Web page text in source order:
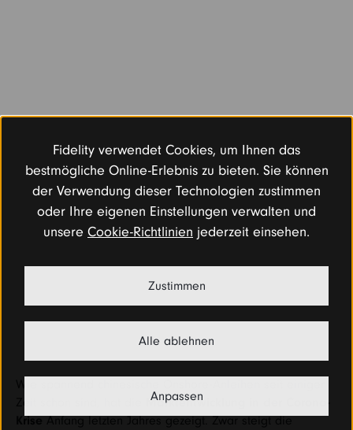
Marktentwicklung in der Corona-
KriseAnfang letzten Jahres gezeigt. Zwar steigt die
Fidelity verwendet Cookies, um Ihnen das
bestmögliche Online-Erlebnis zu bieten. Sie können
der Verwendung dieser Technologien zustimmen
oder Ihre eigenen Einstellungen verwalten und
unsere Cookie-Richtlinien jederzeit einsehen.
Zustimmen
Alle ablehnen
Anpassen